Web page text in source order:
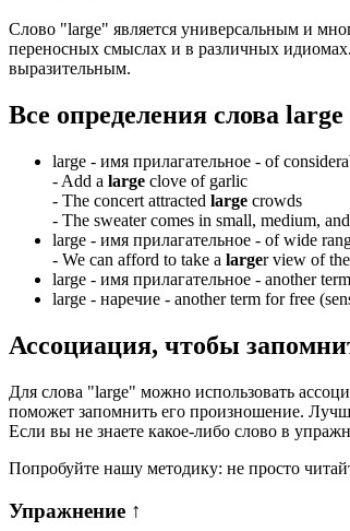
Слово "large" является универсальным и
переносных смыслах и в различных
выразительным.
Все определения слова large
large - имя прилагательное - of
- Add a large clove of garlic
- The concert attracted large crowds
- The sweater comes in small, medium, and
large - имя прилагательное - of wide
- We can afford to take a larger view of
large - имя прилагательное - another
large - наречие - another term for free
Ассоциация, чтобы
Для слова "large" можно использовать
поможет запомнить его произношение.
Если вы не знаете какое-либо слово в
Попробуйте нашу методику: не просто
Упражнение ↑